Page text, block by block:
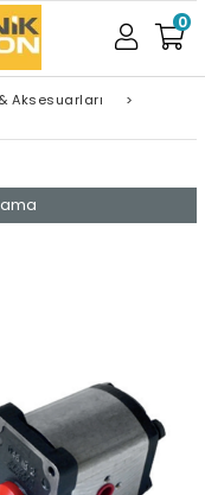
0
Aksesuarları
>